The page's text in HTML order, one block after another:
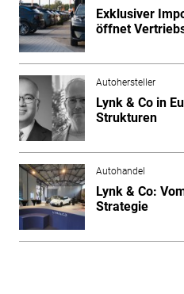
Exklusiver
öffnet
Autohersteller
Lynk & Co in
Strukturen
Autohandel
Lynk & Co:
Strategie